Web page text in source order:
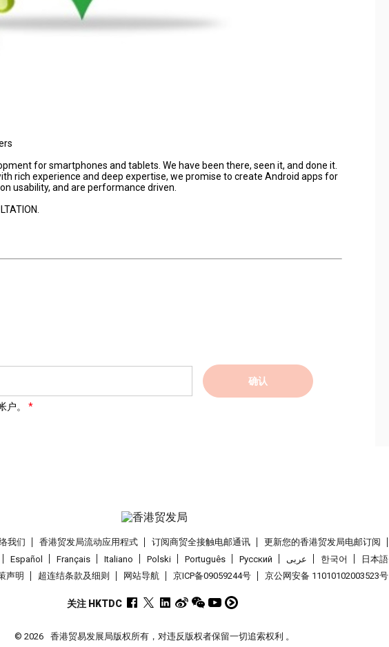
for smartphones and tablets. We have been there, seen it, and done it.
rich experience and deep expertise, we promise to create Android apps for
usability, and are performance driven.
确认
。
我们 香港贸发局流动应用程式 订阅商贸全接触电邮通讯 更新您的香港贸发局电邮订阅
Español
Français Italiano Polski Português Pусский عربى 한국어
日本語
声明
超连结条款及细则 网站导航 京ICP备09059244号 京公网安备 11010102003523号
关注 HKTDC
© 2026 香港贸易发展局版权所有，对违反版权者保留一切追索权利 。